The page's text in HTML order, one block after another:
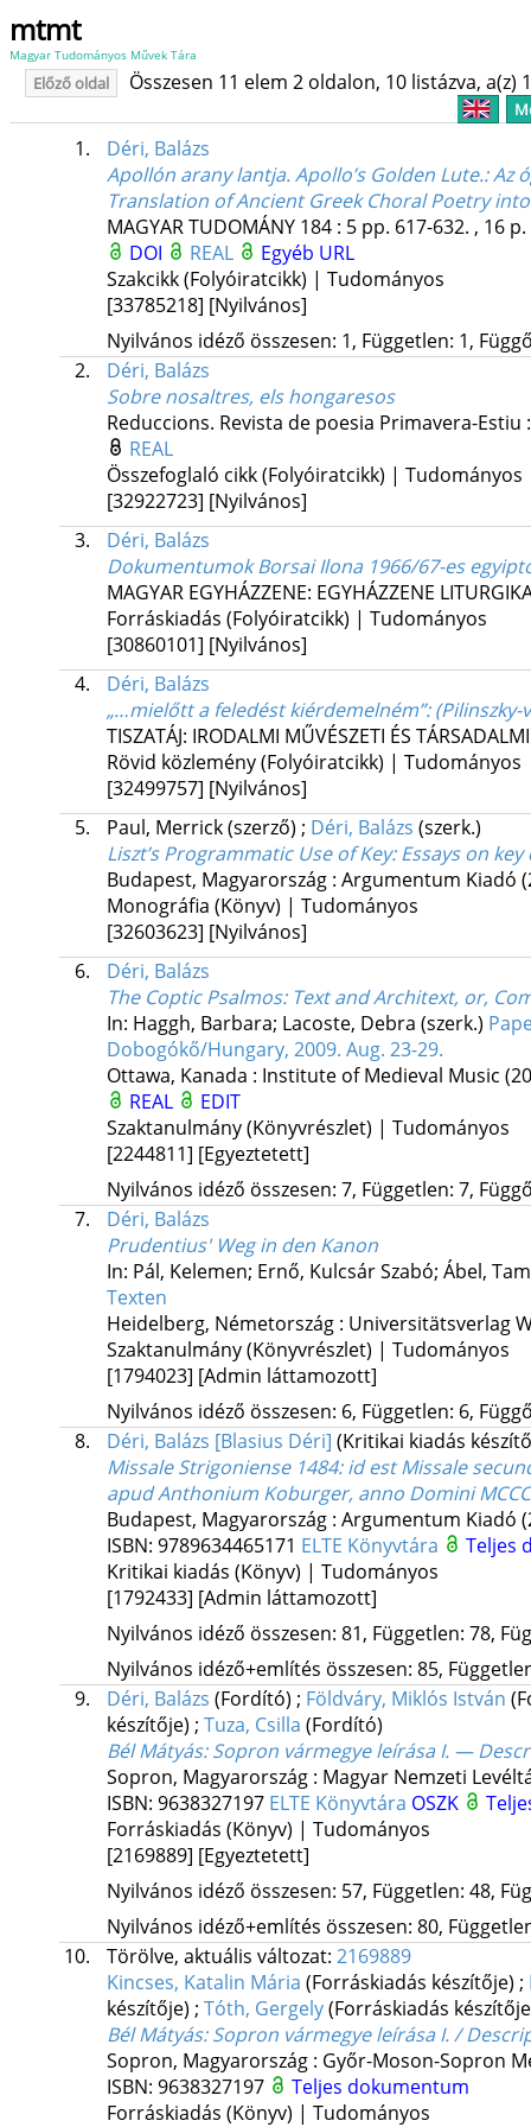
mtmt
Magyar Tudományos Művek Tára
Előző oldal Összesen 11 elem 2 oldalon, 10 listázva, a(z)
1.
Déri, Balázs
Apollón arany lantja. Apollo’s Golden Lute.: Az
Translation of Ancient Greek Choral Poetry
MAGYAR TUDOMÁNY 184: 5 pp. 617-632. , 16 p.
DOI
REAL
Egyéb URL
Szakcikk (Folyóiratcikk) | Tudományos
[33785218] [Nyilvános]
Nyilvános idéző összesen: 1, Független: 1,
2.
Déri, Balázs
Sobre nosaltres, els hongaresos
Reduccions. Revista de poesia Primavera-Estiu
REAL
Összefoglaló cikk (Folyóiratcikk) | Tudományos
[32922723] [Nyilvános]
3.
Déri, Balázs
Dokumentumok Borsai Ilona 1966/67-es
MAGYAR EGYHÁZZENE: EGYHÁZZENE
Forráskiadás (Folyóiratcikk) | Tudományos
[30860101] [Nyilvános]
4.
Déri, Balázs
„…mielőtt a feledést kiérdemelném”:
TISZATÁJ: IRODALMI MŰVÉSZETI ÉS
Rövid közlemény (Folyóiratcikk) | Tudományos
[32499757] [Nyilvános]
5.
Paul, Merrick (szerző) ; Déri, Balázs (szerk.)
Liszt’s Programmatic Use of Key: Essays on
Budapest, Magyarország : Argumentum Kiadó
Monográfia (Könyv) | Tudományos
[32603623] [Nyilvános]
6.
Déri, Balázs
The Coptic Psalmos: Text and Architext, or,
In: Haggh, Barbara; Lacoste, Debra (szerk.)
Dobogókő/Hungary, 2009. Aug. 23-29.
Ottawa, Kanada : Institute of Medieval Music
REAL
EDIT
Szaktanulmány (Könyvrészlet) | Tudományos
[2244811] [Egyeztetett]
Nyilvános idéző összesen: 7, Független: 7,
7.
Déri, Balázs
Prudentius' Weg in den Kanon
In: Pál, Kelemen; Ernő, Kulcsár Szabó; Ábel,
Texten
Heidelberg, Németország : Universitätsverlag
Szaktanulmány (Könyvrészlet) | Tudományos
[1794023] [Admin láttamozott]
Nyilvános idéző összesen: 6, Független: 6,
8.
Déri, Balázs [Blasius Déri] (Kritikai kiadás
Missale Strigoniense 1484: id est Missale
apud Anthonium Koburger, anno Domini
Budapest, Magyarország : Argumentum Kiadó
ISBN: 9789634465171 ELTE Könyvtára
Teljes
Kritikai kiadás (Könyv) | Tudományos
[1792433] [Admin láttamozott]
Nyilvános idéző összesen: 81, Független: 78,
Nyilvános idéző+említés összesen: 85,
9.
Déri, Balázs (Fordító) ; Földváry, Miklós István
készítője) ; Tuza, Csilla (Fordító)
Bél Mátyás: Sopron vármegye leírása I. —
Sopron, Magyarország : Magyar Nemzeti
ISBN: 9638327197 ELTE Könyvtára OSZK
Forráskiadás (Könyv) | Tudományos
[2169889] [Egyeztetett]
Nyilvános idéző összesen: 57, Független: 48,
Nyilvános idéző+említés összesen: 80,
10.
Törölve, aktuális változat: 2169889
Kincses, Katalin Mária (Forráskiadás készítője) ;
készítője) ; Tóth, Gergely(Forráskiadás
Bél Mátyás: Sopron vármegye leírása I. /
Sopron, Magyarország : Győr-Moson-Sopron
ISBN: 9638327197
Teljes dokumentum
Forráskiadás (Könyv) | Tudományos